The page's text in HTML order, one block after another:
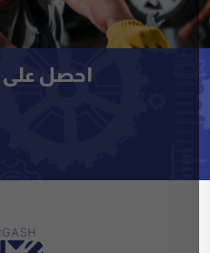
احصل على